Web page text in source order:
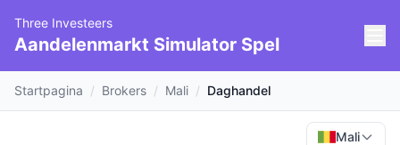
Three Investeers
Aandelenmarkt Simulator Spel
Startpagina / Brokers / Mali / Daghandel
Mali